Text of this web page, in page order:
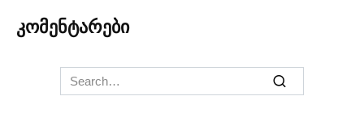
კომენტარები
Search
for: